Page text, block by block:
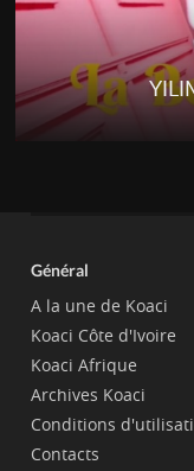
Général
A la une de Koaci
Koaci Côte d'Ivoire
Koaci Afrique
Archives Koaci
Conditions
Contacts